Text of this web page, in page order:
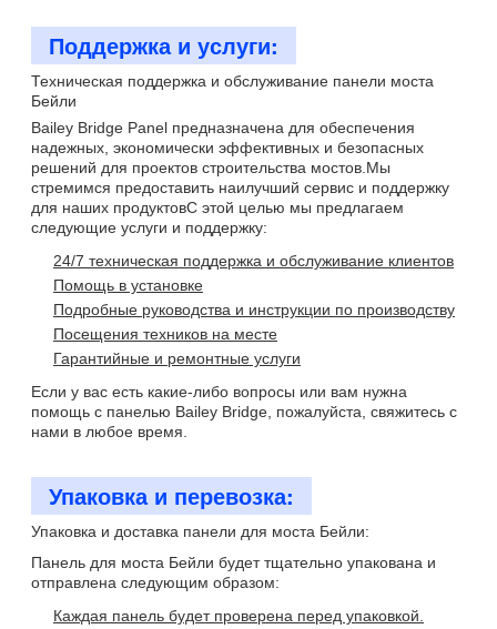
Поддержка и услуги:
Техническая поддержка и обслуживание панели моста
Бейли
Bailey Bridge Panel предназначена для обеспечения
надежных, экономически эффективных и безопасных
решений для проектов строительства мостов.Мы
стремимся предоставить наилучший сервис и поддержку
для наших продуктовС этой целью мы предлагаем
следующие услуги и поддержку:
24/7 техническая поддержка и обслуживание клиентов
Помощь в установке
Подробные руководства и инструкции по производству
Посещения техников на месте
Гарантийные и ремонтные услуги
Если у вас есть какие-либо вопросы или вам нужна
помощь с панелью Bailey Bridge, пожалуйста, свяжитесь с
нами в любое время.
Упаковка и перевозка:
Упаковка и доставка панели для моста Бейли:
Панель для моста Бейли будет тщательно упакована и
отправлена следующим образом:
Каждая панель будет проверена перед упаковкой.